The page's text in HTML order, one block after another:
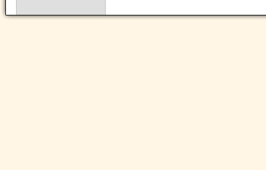
Navigation